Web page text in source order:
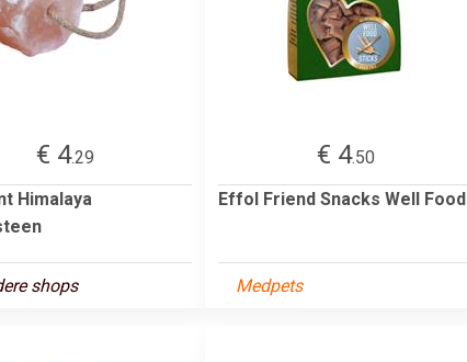
€ 4.29
Himalaya
shops
€ 4.50
Effol Friend Snacks Well Food
Medpets